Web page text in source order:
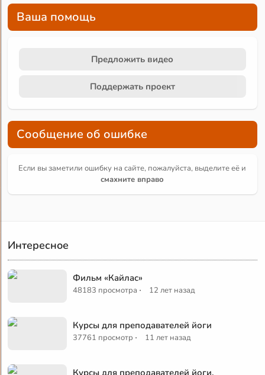
Ваша помощь
Предложить видео
Поддержать проект
Сообщение об ошибке
Если вы заметили ошибку на сайте, пожалуйста, выделите её и
смахните вправо
Интересное
Фильм «Кайлас»
48183 просмотра · 12 лет назад
Курсы для преподавателей йоги
37761 просмотр · 11 лет назад
Курсы для преподавателей йоги.